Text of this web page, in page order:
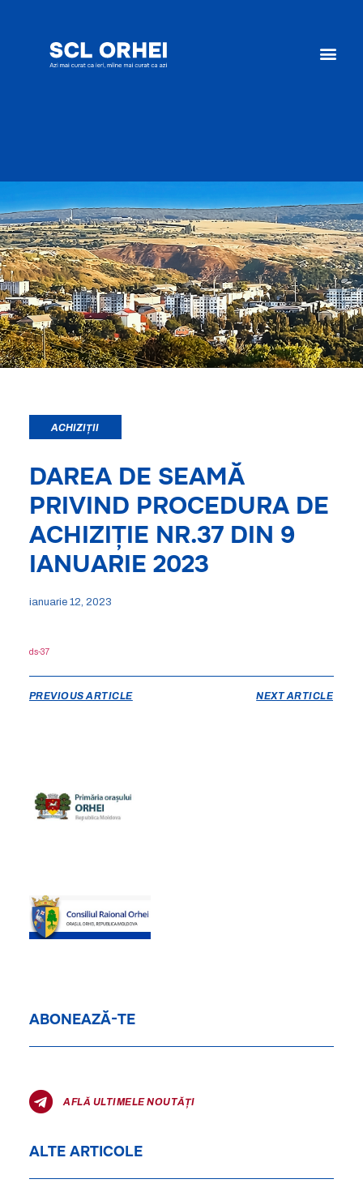
ACHIZIȚII
DAREA DE SEAMĂ
PRIVIND PROCEDURA DE
ACHIZIȚIE NR.37 DIN 9
IANUARIE 2023
ianuarie 12, 2023
ds-37
PREVIOUS ARTICLE NEXT ARTICLE
ABONEAZĂ-TE
AFLĂ ULTIMELE NOUTĂȚI
ALTE ARTICOLE